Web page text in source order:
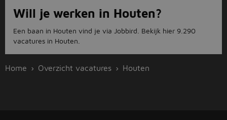
Will je werken in Houten?
Een baan in Houten vind je via Jobbird. Bekijk hier 9.290
vacatures in Houten.
Home Overzicht vacatures Houten